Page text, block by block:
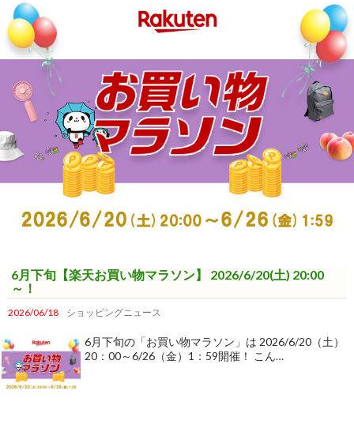
6月下旬【楽天お買い物マラソン】 2026/6/20(土) 20:00
～！
2026/06/18 ショッピングニュース
6月下旬の「お買い物マラソン」は 2026/6/20（土）
20：00～6/26（金）1：59開催！ こん…